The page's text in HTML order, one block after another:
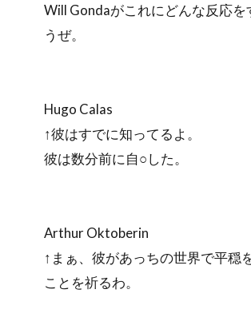
Will Gondaがこれにどんな反応を
うぜ。
Hugo Calas
↑彼はすでに知ってるよ。
彼は数分前に自○した。
Arthur Oktoberin
↑まぁ、彼があっちの世界で平穏
ことを祈るわ。